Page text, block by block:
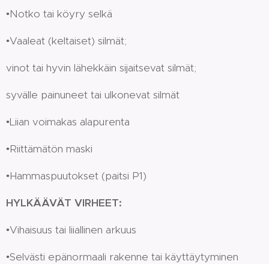
•Notko tai köyry selkä
•Vaaleat (keltaiset) silmät;
vinot tai hyvin lähekkäin sijaitsevat silmät;
syvälle painuneet tai ulkonevat silmät
•Liian voimakas alapurenta
•Riittämätön maski
•Hammaspuutokset (paitsi P1)
HYLKÄÄVÄT VIRHEET:
•Vihaisuus tai liiallinen arkuus
•Selvästi epänormaali rakenne tai käyttäytyminen